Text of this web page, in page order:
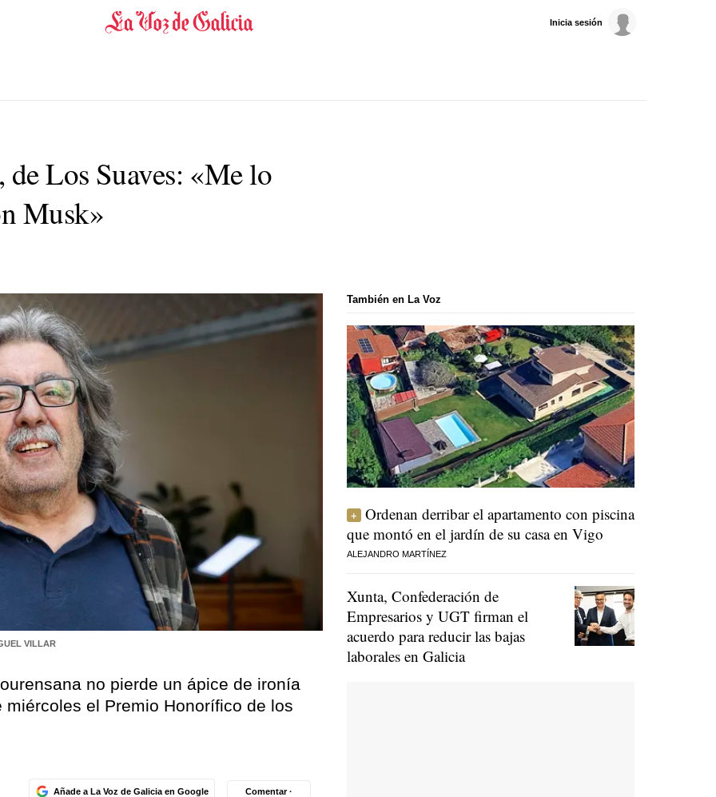
Inicia sesión
Los Suaves: «Me lo
Musk»
VILLAR
no pierde un ápice de ironía
el Premio Honorífico de los
Añade a La Voz de Galicia en Google Comentar ·
También en La Voz
Ordenan derribar el apartamento con piscina
que montó en el jardín de su casa en Vigo
ALEJANDRO MARTÍNEZ
Xunta, Confederación de
Empresarios y UGT firman el
acuerdo para reducir las bajas
laborales en Galicia